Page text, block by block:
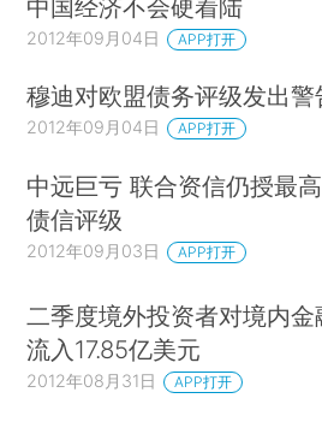
中国经济不会硬着陆
2012年09月04日 APP打开
穆迪对欧盟债务评级发出警
2012年09月04日 APP打开
中远巨亏 联合资信仍授最高
债信评级
2012年09月03日 APP打开
二季度境外投资者对境内
流入17.85亿美元
2012年08月31日 APP打开